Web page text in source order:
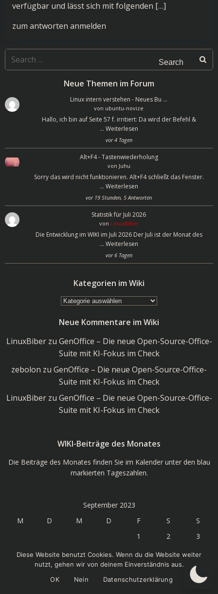
verfügbar und lässt sich mit folgenden […]
zum antworten anmelden
Search
for:
Neue Themen im Forum
Linux intern verstehen - Neues Bu …
von ubuntu-novize
Hallo, ich bin auf Seite 57 f. irritiert: Da wird der Befehl &
… Weiterlesen
vor 4 Tagen
Alt+F4 - Tastenwiederholung
von Juhu
Sorry das wird nicht funktionieren. Alt+F4 schließt das Fenster.
… Weiterlesen
vor 19 Stunden, 5 Antworten
Statistik für Juli 2026
von LinuxBiber
Die Entwicklung im WIKI im Juli 2026 Der Juli ist der Monat des
… Weiterlesen
vor 6 Tagen
Kategorien im Wiki
Kategorien
Wiki
Neue Kommentare im Wiki
LinuxBiberzu GenOffice – Die neue Open-Source-Office-
Suite mit KI-Fokus im Check
zebolon zu GenOffice – Die neue Open-Source-Office-
Suite mit KI-Fokus im Check
LinuxBiberzu GenOffice – Die neue Open-Source-Office-
Suite mit KI-Fokus im Check
WIKI-Beiträge des Monates
Die Beiträge des Monates finden Sie im Kalender unter den blau
markierten Tageszahlen.
September 2023
M
D M D F S
S
1
2
3
4
5 6 7 8 9
10
12 13 14 15 16
17
19 20 21 22 23 24
Diese Website benutzt Cookies. Wenn du die Website weiter
nutzt, gehen wir von deinem Einverständnis aus.
OK
Nein Datenschutzerklärung